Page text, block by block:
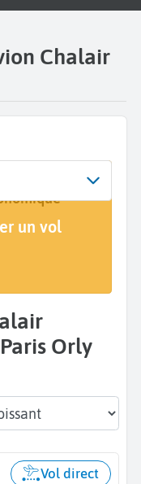
Chalair
un vol
Orly
Vol direct